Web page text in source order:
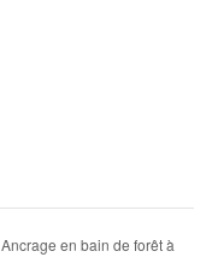
Ancrage en bain de forêt à